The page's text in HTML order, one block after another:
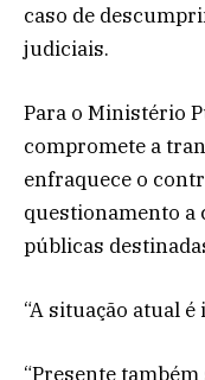
caso de
judiciais.
Para o Ministério
compromete a
enfraquece o
questionamento a
públicas
“A situação atual
“Presente